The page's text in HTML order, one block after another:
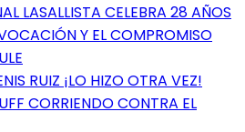
LASALLISTA CELEBRA 28 AÑOS
Y EL COMPROMISO
RUIZ ¡LO HIZO OTRA VEZ!
CORRIENDO CONTRA EL